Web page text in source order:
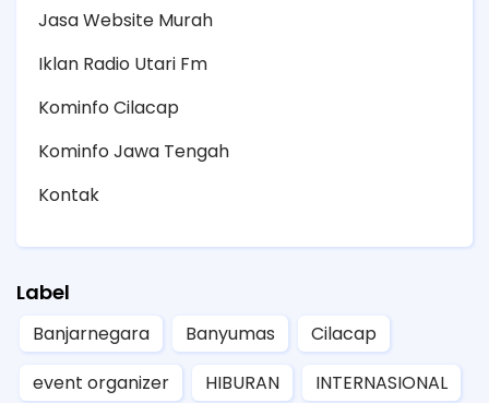
Jasa Website Murah
Iklan Radio Utari Fm
Kominfo Cilacap
Kominfo Jawa Tengah
Kontak
Label
Banjarnegara Banyumas
Cilacap
event organizer
HIBURAN
INTERNASIONAL